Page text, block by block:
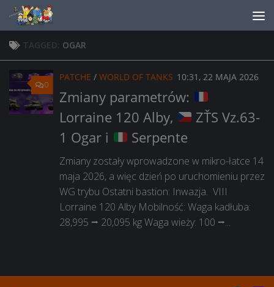
Skip to content
TAGGED: OGAR
0
PATCHE / WORLD OF TANKS 10:31, 22 MAJA 2026
Zmiany parametrów:
Lorraine 120 Alby,
ZŤS Vz.63-
1 Ogar i
Serpente
Zmiany zostały wprowadzone w mikro-łatce 14
maja 2026, a więc dzień po uruchomieniu przez
WG trybu Ostatni bastion: Inwazja. VIII
Lorraine 120 Alby Mobilność: Waga kadłuba:
28,995 ⭢ 20,095 kg Waga wieży: 100 ⭢...